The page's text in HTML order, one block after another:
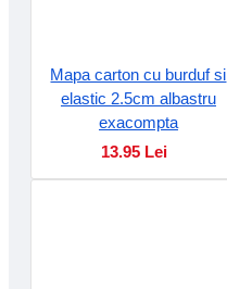
Mapa carton cu burduf si
elastic 2.5cm albastru
exacompta
13.95 Lei